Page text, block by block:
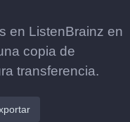
en ListenBrainz en
copia de
transferencia.